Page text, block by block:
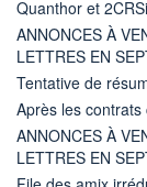
Quanthor et
ANNONCES À
LETTRES EN
Tentative de
Après les
ANNONCES À
LETTRES EN